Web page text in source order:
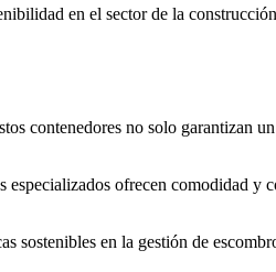
en el sector de la
contenedores no solo garantizan
ofrecen comodidad y
sostenibles en la gestión de